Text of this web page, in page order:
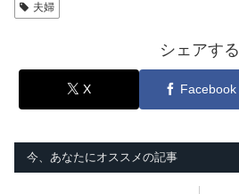
夫婦
シェアする
X Facebook
今、あなたにオススメの記事